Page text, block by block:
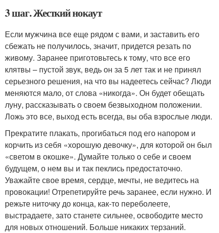
3 шаг. Жесткий нокаут
Если мужчина все еще рядом с вами, и заставить его
сбежать не получилось, значит, придется резать по
живому. Заранее приготовьтесь к тому, что все его
клятвы – пустой звук, ведь он за 5 лет так и не принял
серьезного решения, на что вы надеетесь сейчас? Люди
меняются мало, от слова «никогда». Он будет обещать
луну, рассказывать о своем безвыходном положении.
Ложь это все, выход есть всегда, вы оба взрослые люди.
Прекратите плакать, прогибаться под его напором и
корчить из себя «хорошую девочку», для которой он был
«светом в окошке». Думайте только о себе и своем
будущем, о нем вы и так пеклись предостаточно.
Уважайте свое время, сердце, мечты, не ведитесь на
провокации! Отрепетируйте речь заранее, если нужно. И
режьте ниточку до конца, как-то переболеете,
выстрадаете, зато станете сильнее, освободите место
для новых отношений. Больше никаких терзаний.